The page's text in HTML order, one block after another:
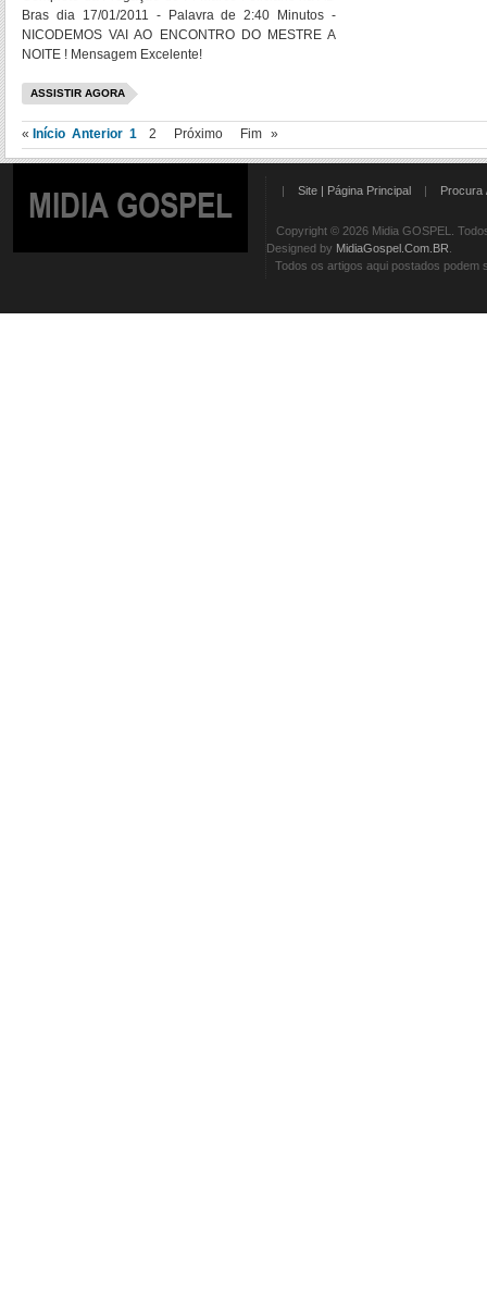
Bras dia 17/01/2011 - Palavra de 2:40 Minutos -
NICODEMOS VAI AO ENCONTRO DO MESTRE A
NOITE ! Mensagem Excelente!
ASSISTIR AGORA
« Início Anterior 1 2 Próximo Fim »
MIDIA GOSPEL | Site | Página Principal | Procura
Copyright © 2026 Midia GOSPEL.
Designed by MidiaGospel.Com.BR
Todos os artigos aqui postados podem